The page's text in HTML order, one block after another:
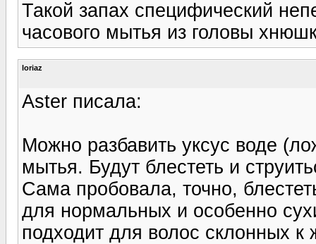
Такой запах специфический
часового мытья из головы
loriaz
Aster писала:
Можно разбавить уксус воде
мытья. Будут блестеть и
Сама пробовала, точно,
для нормальных и особенно
подходит для волос склонных к